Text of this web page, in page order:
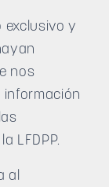
exclusivo y
nos
LFDPP.
al